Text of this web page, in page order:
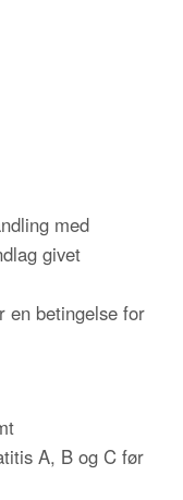
med
givet
en betingelse for
A, B og C før